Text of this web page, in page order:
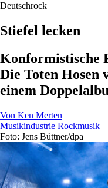
Deutschrock
Stiefel lecken
Konformistische
Die Toten Hosen
einem
Von Ken Merten
Musikindustrie Rockmusik
Foto: Jens Büttner/dpa